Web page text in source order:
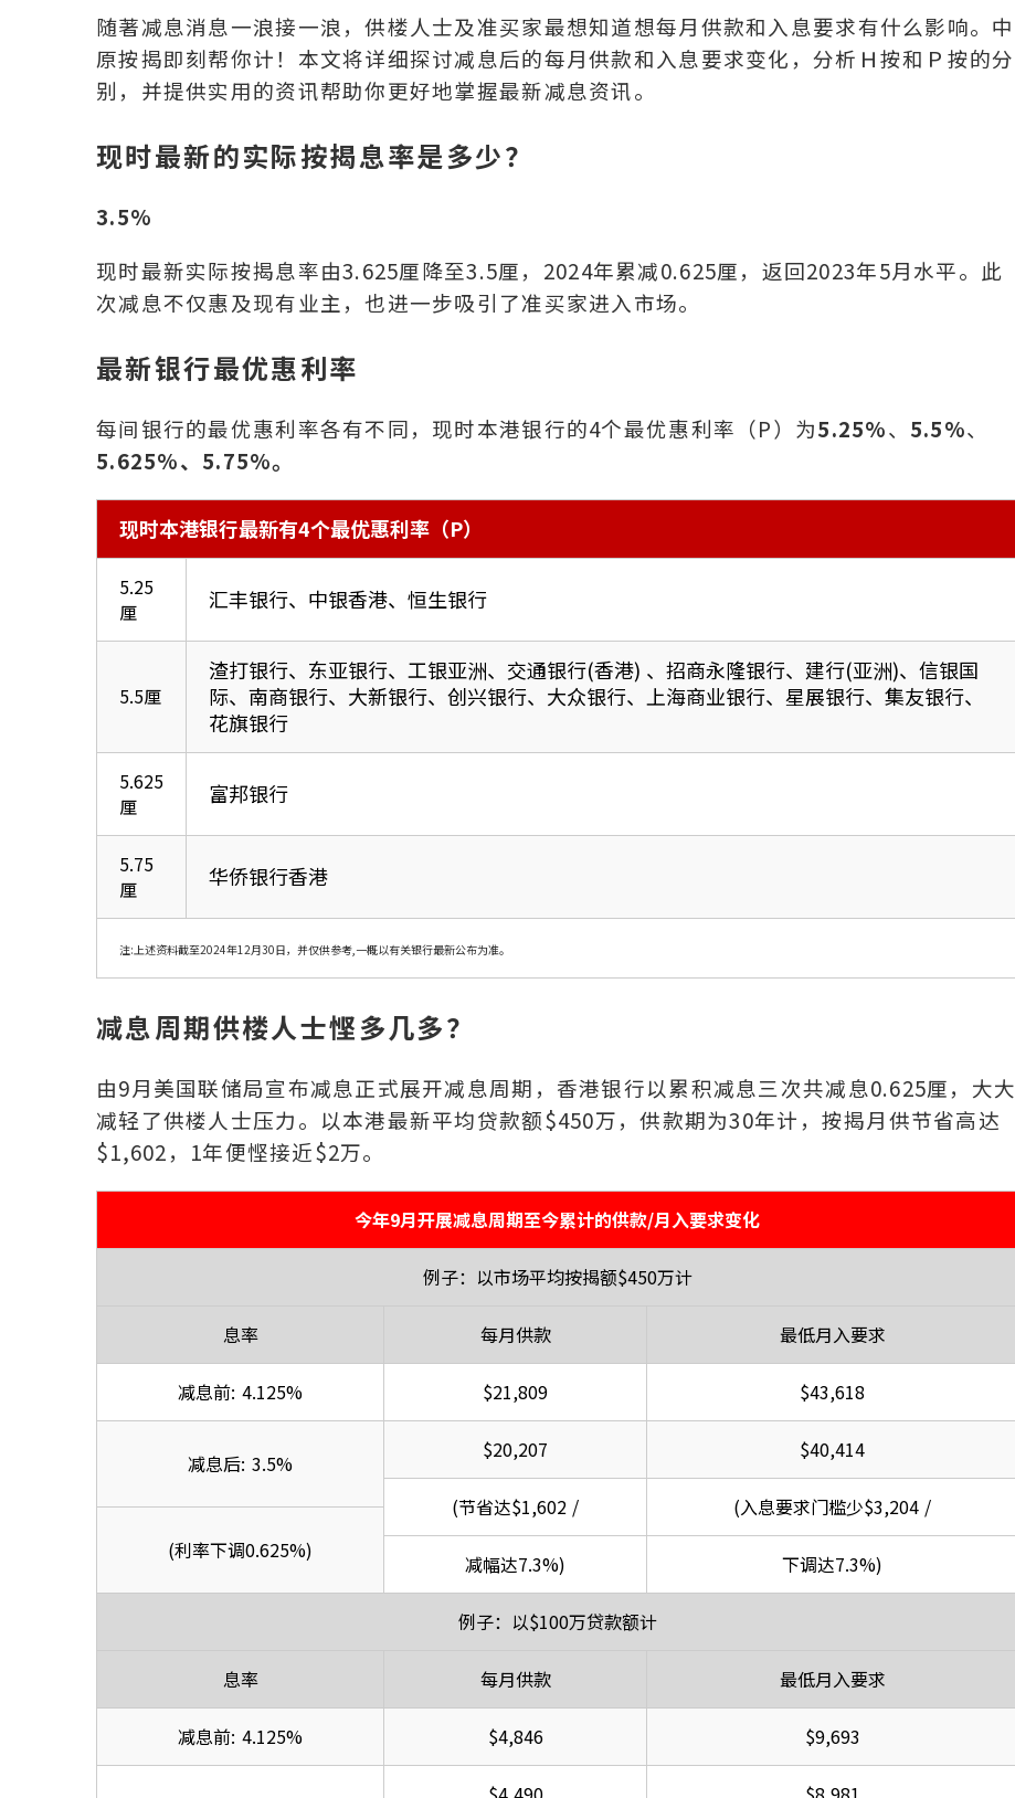
随著减息消息一浪接一浪，供楼人士及准买家最想知道想每月供款和入息要求有什么影响。中
原按揭即刻帮你计！本文将详细探讨减息后的每月供款和入息要求变化，分析Ｈ按和Ｐ按的分
别，并提供实用的资讯帮助你更好地掌握最新减息资讯。
现时最新的实际按揭息率是多少？
3.5%
现时最新实际按揭息率由3.625厘降至3.5厘，2024年累减0.625厘，返回2023年5月水平。此
次减息不仅惠及现有业主，也进一步吸引了准买家进入市场。
最新银行最优惠利率
每间银行的最优惠利率各有不同，现时本港银行的4个最优惠利率（P）为5.25%、 5.5%、
5.625%、 5.75%。
现时本港银行最新有4个最优惠利率（P）
5.25
厘
汇丰银行、中银香港、恒生银行
5.5厘
渣打银行、东亚银行、工银亚洲、交通银行(香港) 、招商永隆银行、建行(亚洲)、信银国
际、南商银行、大新银行、创兴银行、大众银行、上海商业银行、星展银行、集友银行、
花旗银行
5.625
厘
富邦银行
5.75
厘
华侨银行香港
注:上述资料截至2024年12月30日，并仅供参考,一概以有关银行最新公布为准。
减息周期供楼人士悭多几多？
由9月美国联储局宣布减息正式展开减息周期，香港银行以累积减息三次共减息0.625厘，大大
减轻了供楼人士压力。以本港最新平均贷款额$450万，供款期为30年计，按揭月供节省高达
$1,602，1年便悭接近$2万。
今年9月开展减息周期至今累计的供款/月入要求变化
例子：以市场平均按揭额$450万计
息率 每月供款 最低月入要求
减息前: 4.125% $21,809 $43,618
减息后: 3.5%
$20,207 $40,414
(节省达$1,602 /
(入息要求门槛少$3,204 /
(利率下调0.625%)
减幅达7.3%) 下调达7.3%)
例子：以$100万贷款额计
息率 每月供款 最低月入要求
减息前: 4.125% $4,846 $9,693